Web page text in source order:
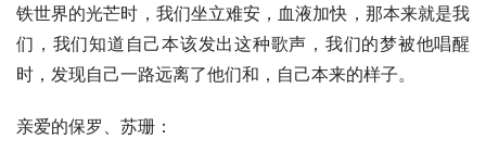
铁世界的光芒时，我们坐立难安，血液加快，那本来就是我
们，我们知道自己本该发出这种歌声，我们的梦被他唱醒
时，发现自己一路远离了他们和，自己本来的样子。
亲爱的保罗、苏珊：